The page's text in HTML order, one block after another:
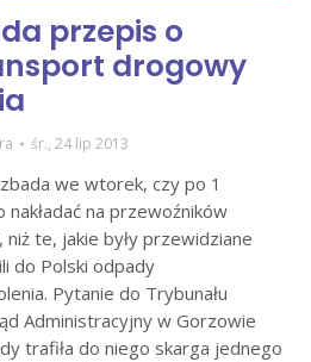
przepis o
drogowy
śr., 24 lip 2013
we wtorek, czy po 1
nakładać na przewoźników
te, jakie były przewidziane
do Polski odpady
Pytanie do Trybunału
Administracyjny w Gorzowie
trafiła do niego skarga jednego